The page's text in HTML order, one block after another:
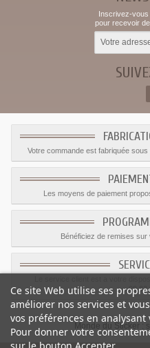
Inscrivez-vous
pour recevoir
Votre commande est fabriquée
Les moyens de paiement
Bénéficiez de remises
Monde du Sticker :
Ce site Web utilise ses
améliorer nos services et
vos préférences en
Pour donner votre